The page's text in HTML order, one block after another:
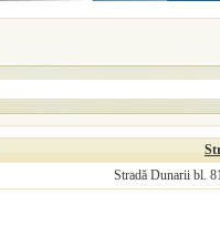
Stradă Dunarii bl.